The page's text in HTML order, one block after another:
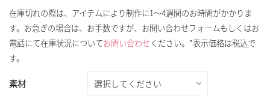
在庫切れの際は、アイテムにより制作に1～4週間のお時間がかかりま
す。お急ぎの場合は、お手数ですが、お問い合わせフォームもしくはお
電話にて在庫状況についてお問い合わせ ください。*表示価格は税込で
す。
素材